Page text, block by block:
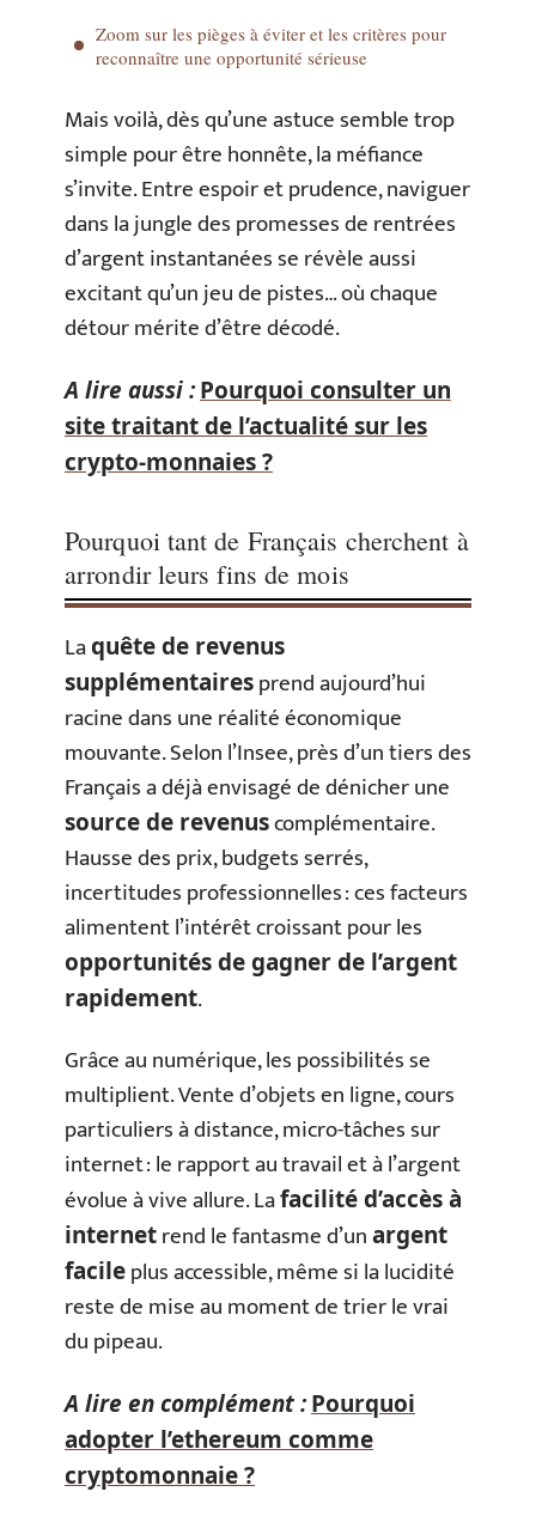
Zoom sur les pièges à éviter et les critères pour
reconnaître une opportunité sérieuse
Mais voilà, dès qu’une astuce semble trop
simple pour être honnête, la méfiance
s’invite. Entre espoir et prudence, naviguer
dans la jungle des promesses de rentrées
d’argent instantanées se révèle aussi
excitant qu’un jeu de pistes… où chaque
détour mérite d’être décodé.
A lire aussi :Pourquoi consulter un
site traitant de l’actualité sur les
crypto-monnaies ?
Pourquoi tant de Français cherchent à
arrondir leurs fins de mois
Laquête de revenus
supplémentairesprend aujourd’hui
racine dans une réalité économique
mouvante. Selon l’Insee, près d’un tiers des
Français a déjà envisagé de dénicher une
source de revenuscomplémentaire.
Hausse des prix, budgets serrés,
incertitudes professionnelles : ces facteurs
alimentent l’intérêt croissant pour les
opportunités de gagner de l’argent
rapidement.
Grâce au numérique, les possibilités se
multiplient. Vente d’objets en ligne, cours
particuliers à distance, micro-tâches sur
internet : le rapport au travail et à l’argent
évolue à vive allure. Lafacilité d’accès à
internetrend le fantasme d’unargent
facileplus accessible, même si la lucidité
reste de mise au moment de trier le vrai
du pipeau.
A lire en complément :Pourquoi
adopter l’ethereum comme
cryptomonnaie ?